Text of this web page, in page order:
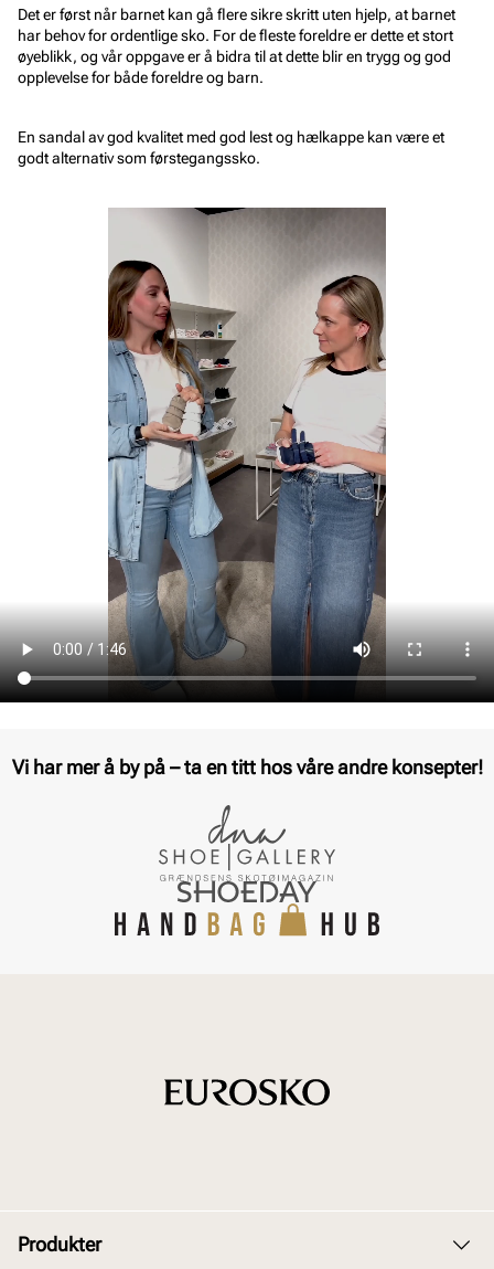
Det er først når barnet kan gå flere sikre skritt uten hjelp, at barnet
har behov for ordentlige sko. For de fleste foreldre er dette et stort
øyeblikk, og vår oppgave er å bidra til at dette blir en trygg og god
opplevelse for både foreldre og barn.
En sandal av god kvalitet med god lest og hælkappe kan være et
godt alternativ som førstegangssko.
Vi har mer å by på – ta en titt hos våre andre konsepter!
Produkter